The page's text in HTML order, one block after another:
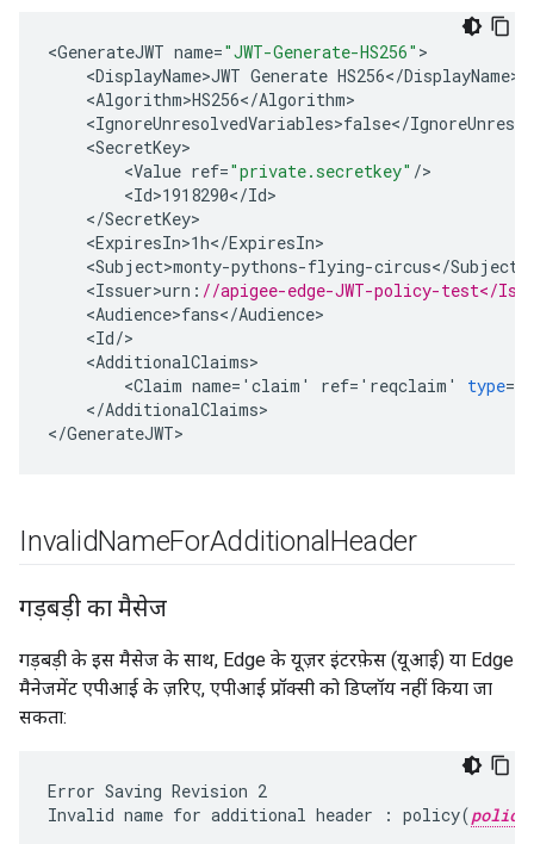
<GenerateJWT name="JWT-Generate-HS256"
<DisplayName>JWT Generate HS256</DisplayName
<Algorithm>HS256</Algorithm
<IgnoreUnresolvedVariables>false</
<SecretKey
<Value ref="private.secretkey" /
<Id>1918290</Id
</SecretKey
<ExpiresIn>1h</ExpiresIn
<Subject>monty-pythons-flying-circus</Subject
<Issuer>urn : //apigee-edge-JWT-policy-test</
<Audience>fans</Audience
<Id/
<AdditionalClaims
<Claim name= ' claim ' ref= ' reqclaim ' type=
</AdditionalClaims>
</GenerateJWT
InvalidNameForAdditional Header
गड़बड़ी का मैसेज
गड़बड़ी के इस मैसेज के साथ, Edge के यूज़र इंटरफ़ेस (यूआई) या Edge
मैनेजमेंट एपीआई के ज़रिए, एपीआई प्रॉक्सी को डिप्लॉय नहीं किया जा
सकता:
Error Saving Revision 2
Invalid name for additional header : policy(